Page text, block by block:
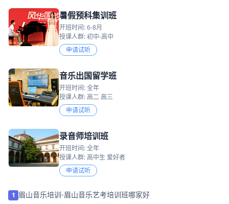
暑假预科集训班
开班时间: 6-8月
授课人群: 初中-高中
申请试听
音乐出国留学班
开班时间: 全年
授课人群: 高二 高三
申请试听
录音师培训班
开班时间: 全年
授课人群: 高中生 爱好者
申请试听
1 眉山音乐培训-眉山音乐艺考培训班哪家好